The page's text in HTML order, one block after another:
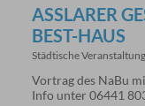
ASSLARER
EST-HAUS
Städtische Veranstaltung
Vortrag des NaBu
Info unter 06441